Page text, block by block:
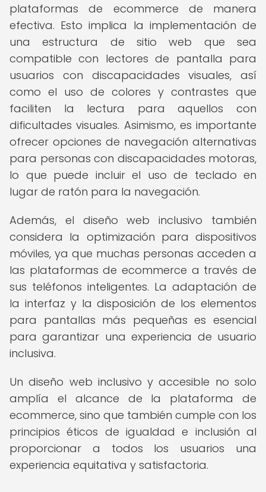
plataformas de ecommerce de manera
efectiva. Esto implica la implementación de
una estructura de sitio web que sea
compatible con lectores de pantalla para
usuarios con discapacidades visuales, así
como el uso de colores y contrastes que
faciliten la lectura para aquellos con
dificultades visuales. Asimismo, es importante
ofrecer opciones de navegación alternativas
para personas con discapacidades motoras,
lo que puede incluir el uso de teclado en
lugar de ratón para la navegación.
Además, el diseño web inclusivo también
considera la optimización para dispositivos
móviles, ya que muchas personas acceden a
las plataformas de ecommerce a través de
sus teléfonos inteligentes. La adaptación de
la interfaz y la disposición de los elementos
para pantallas más pequeñas es esencial
para garantizar una experiencia de usuario
inclusiva.
Un diseño web inclusivo y accesible no solo
amplía el alcance de la plataforma de
ecommerce, sino que también cumple con los
principios éticos de igualdad e inclusión al
proporcionar a todos los usuarios una
experiencia equitativa y satisfactoria.